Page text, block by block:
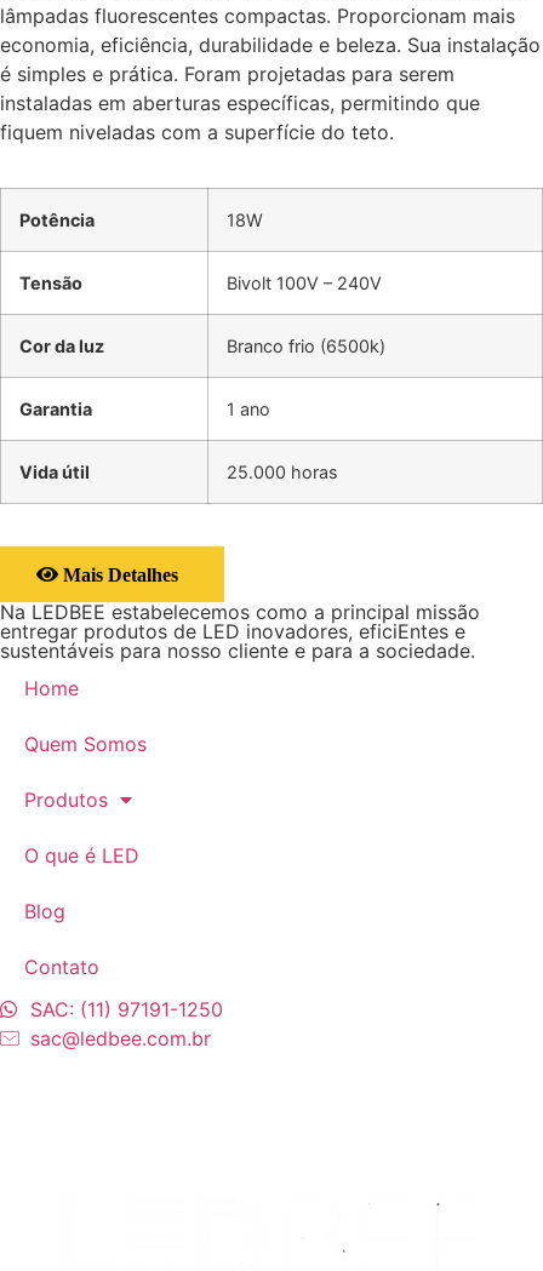
lâmpadas fluorescentes compactas. Proporcionam mais
economia, eficiência, durabilidade e beleza. Sua instalação
é simples e prática. Foram projetadas para serem
instaladas em aberturas específicas, permitindo que
fiquem niveladas com a superfície do teto.
Potência 18W
Tensão Bivolt 100V – 240V
Cor da luz Branco frio (6500k)
Garantia 1 ano
Vida útil 25.000 horas
Mais Detalhes
Na LEDBEE estabelecemos como a principal missão
entregar produtos de LED inovadores, eficiEntes e
sustentáveis para nosso cliente e para a sociedade.
Home
Quem Somos
Produtos
O que é LED
Blog
Contato
SAC: (11) 97191-1250
sac@ledbee.com.br